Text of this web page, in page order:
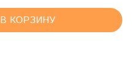
В КОРЗИНУ